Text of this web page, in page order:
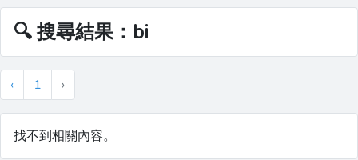
🔍 搜尋結果：bi
‹ 1 ›
找不到相關內容。